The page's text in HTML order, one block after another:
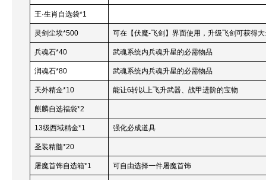
王·生肖自选袋*1
灵剑尘埃*500 可在【伏魔-飞剑】界面使用，升级飞剑可获得
兵魂石*40 武魂系统内兵魂升星的必需物品
润魂石*80 武魂系统内兵魂升星的必需物品
天外精金*10 能让6转以上飞升武器、战甲进阶的宝物
麒麟自选福袋*2
13级西域精金*1 强化必成道具
圣装精髓*20
屠魔首饰自选箱*1 可自由选择一件屠魔首饰